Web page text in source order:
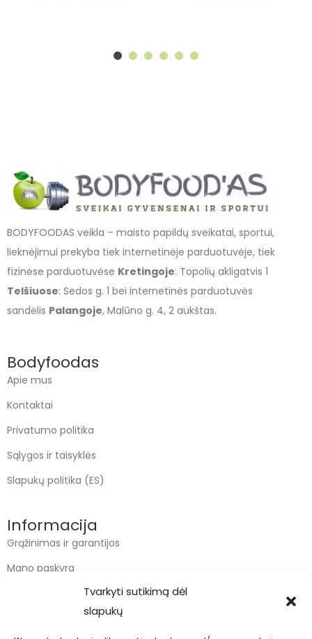
Tvarkyti sutikimą dėl
slapukų
BODYFOODAS veikla – maisto papildų sveikatai, sportui,
lieknėjimui prekyba tiek internetinėje parduotuvėje, tiek
fizinėse parduotuvėse Kretingoje: Topolių akligatvis 1
Telšiuose: Sedos g. 1 bei internetinės parduotuvės
sandėlis Palangoje, Malūno g. 4, 2 aukštas.
Bodyfoodas
Apie mus
Kontaktai
Privatumo politika
Sąlygos ir taisyklės
Slapukų politika (ES)
Informacija
Grąžinimas ir garantijos
Mano paskyra